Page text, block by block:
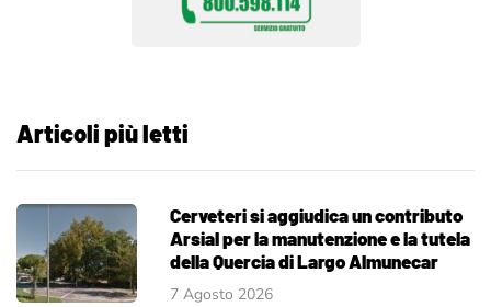
Articoli più letti
Cerveteri si aggiudica un contributo
Arsial per la manutenzione e la tutela
della Quercia di Largo Almunecar
7 Agosto 2026